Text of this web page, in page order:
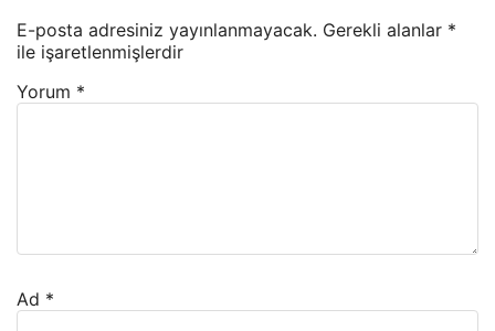
E-posta adresiniz yayınlanmayacak. Gerekli alanlar *
ile işaretlenmişlerdir
Yorum *
Ad *